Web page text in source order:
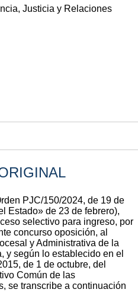
Justicia y Relaciones
PJC/150/2024, de 19 de
Estado» de 23 de febrero),
selectivo para ingreso, por
concurso oposición, al
y Administrativa de la
y según lo establecido en el
de 1 de octubre, del
Común de las
se transcribe a continuación